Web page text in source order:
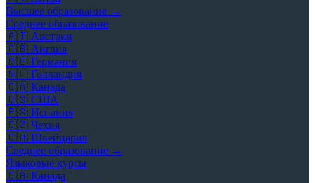
Высшее образование →
Среднее образование
🇦🇹 Австрия
🇬🇧 Англия
🇩🇪 Германия
🇳🇱 Голландия
🇨🇦 Канада
🇺🇸 США
🇪🇸 Испания
🇨🇿 Чехия
🇨🇭 Швейцария
Среднее образование →
Языковые курсы
🇨🇦 Канада